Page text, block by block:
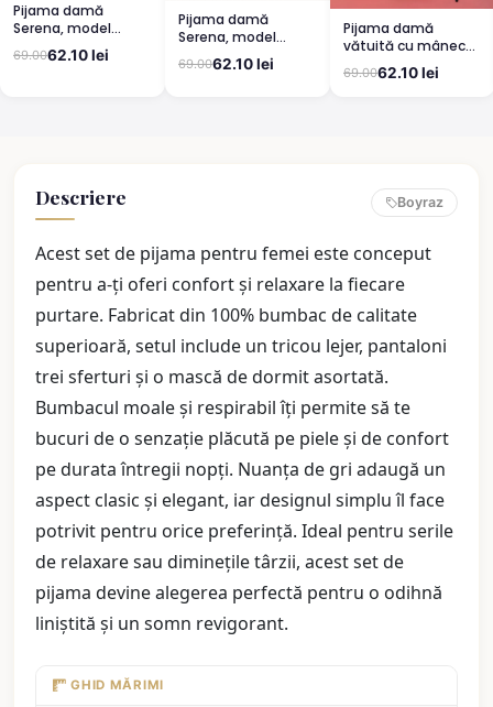
Pijama damă
Serena, model
leopard, mânecă
scurtă, pantaloni
69.0062.10 lei
Pijama damă
Serena, model
leopard, mânecă
scurtă, pantaloni
69.0062.10 lei
Pijama damă
vătuită cu mânecă
lungă și pantaloni
lungi din bumbac,
69.0062.10 lei
Descriere Boyraz
Acest set de pijama pentru femei este conceput
pentru a-ți oferi confort și relaxare la fiecare
purtare. Fabricat din 100% bumbac de calitate
superioară, setul include un tricou lejer, pantaloni
trei sferturi și o mască de dormit asortată.
Bumbacul moale și respirabil îți permite să te
bucuri de o senzație plăcută pe piele și de confort
pe durata întregii nopți. Nuanța de gri adaugă un
aspect clasic și elegant, iar designul simplu îl face
potrivit pentru orice preferință. Ideal pentru serile
de relaxare sau diminețile târzii, acest set de
pijama devine alegerea perfectă pentru o odihnă
liniștită și un somn revigorant.
GHID MĂRIMI